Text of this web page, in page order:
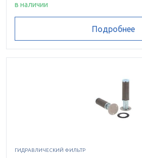
в наличии
Подробнее
ГИДРАВЛИЧЕСКИЙ ФИЛЬТР